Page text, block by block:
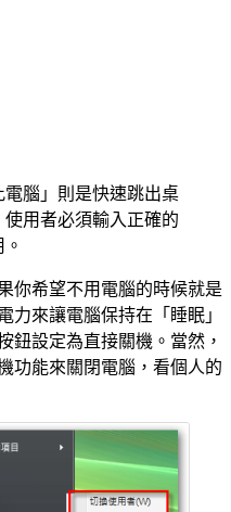
電腦」則是快速跳出桌
用者必須輸入正確的
你希望不用電腦的時候就是
力來讓電腦保持在「睡眠」
鈕設定為直接關機。當然，
功能來關閉電腦，看個人的